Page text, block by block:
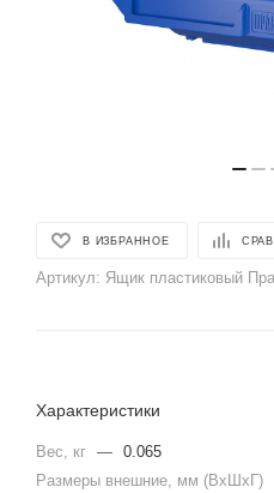
В ИЗБРАННОЕ
Артикул: Ящик пластиковый
Характеристики
Вес, кг — 0.065
Размеры внешние, мм (ВхШхГ)